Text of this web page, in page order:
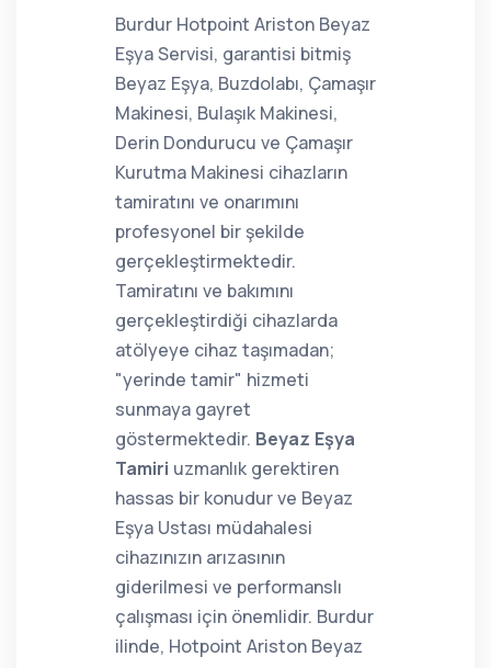
Burdur Hotpoint Ariston Beyaz
Eşya Servisi, garantisi bitmiş
Beyaz Eşya, Buzdolabı, Çamaşır
Makinesi, Bulaşık Makinesi,
Derin Dondurucu ve Çamaşır
Kurutma Makinesi cihazların
tamiratını ve onarımını
profesyonel bir şekilde
gerçekleştirmektedir.
Tamiratını ve bakımını
gerçekleştirdiği cihazlarda
atölyeye cihaz taşımadan;
"yerinde tamir" hizmeti
sunmaya gayret
göstermektedir. Beyaz Eşya
Tamiri uzmanlık gerektiren
hassas bir konudur ve Beyaz
Eşya Ustası müdahalesi
cihazınızın arızasının
giderilmesi ve performanslı
çalışması için önemlidir. Burdur
ilinde, Hotpoint Ariston Beyaz